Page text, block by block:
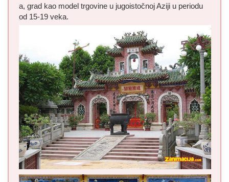
a, grad kao model trgovine u jugoistočnoj Aziji u periodu
od 15-19 veka.